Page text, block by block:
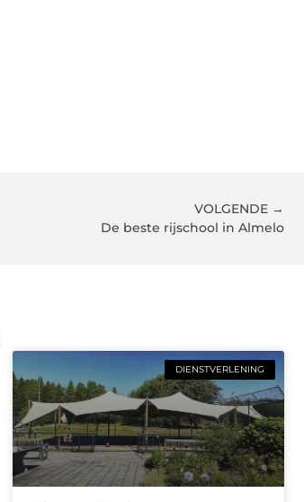
VOLGENDE →
De beste rijschool in Almelo
DIENSTVERLENING